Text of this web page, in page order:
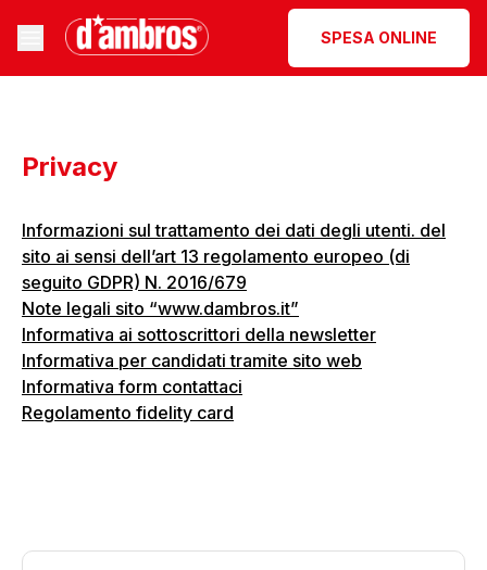
SPESA ONLINE
Privacy
Informazioni sul trattamento dei dati degli utenti. del
sito ai sensi dell’art 13 regolamento europeo (di
seguito GDPR) N. 2016/679
Note legali sito “www.dambros.it”
Informativa ai sottoscrittori della newsletter
Informativa per candidati tramite sito web
Informativa form contattaci
Regolamento fidelity card